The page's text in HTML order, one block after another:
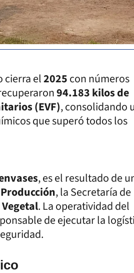
cierra el2025con números
94.183 kilos de
(EVF), consolidando
que superó todos los
, es el resultado de
, la Secretaría de
. La operatividad del
de ejecutar la